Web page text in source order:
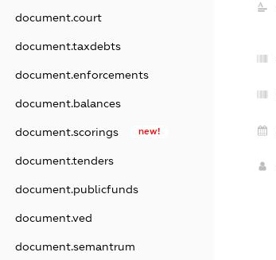
document.court
document.taxdebts
document.enforcements
document.balances
document.scorings new!
document.tenders
document.publicfunds
document.ved
document.semantrum